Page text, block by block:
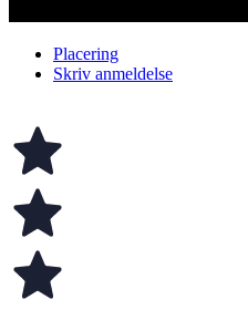
Placering
Skriv anmeldelse